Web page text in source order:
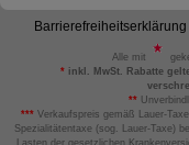
Barrierefreiheitserklärung
Alle mit
*inkl. MwSt. Rabatte
**
*** Verkaufspreis gemäß Lauer-
Spezialitätentaxe (sog. Lauer-Taxe)
Lasten der gesetzlichen